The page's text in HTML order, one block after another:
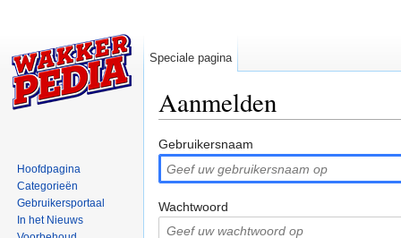
Aanmelden
Gebruikersnaam
Wachtwoord
Speciale pagina
Hoofdpagina
Categorieën
Gebruikersportaal
In het Nieuws